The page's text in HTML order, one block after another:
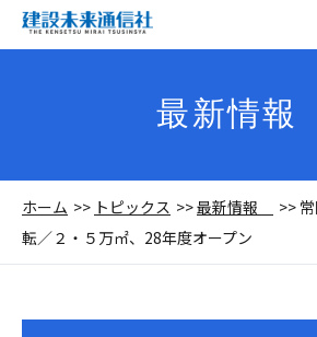
最新情報
ホーム トピックス 最新情報
転／２・５万㎡、28年度オープン